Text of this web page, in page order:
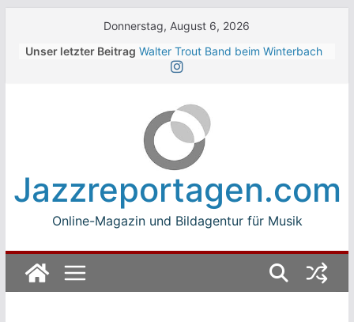
Donnerstag, August 6, 2026
Unser letzter Beitrag Walter Trout Band beim Winterbach
Zeltspektakel 2026
Jean-Michel Jarre bei den jazz open
Modena auf der Piazza Roma 2026
Beth Hart
Luca Carboni bei den jazz open
Modena auf der Piazza Roma 2026
Jazzreportagen.com
Online-Magazin und Bildagentur für Musik